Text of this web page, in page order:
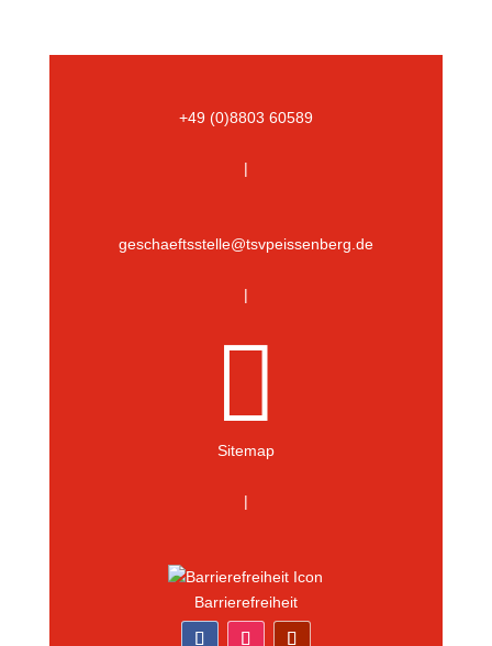
+49 (0)8803 60589
|
geschaeftsstelle@tsvpeissenberg.de
|

Sitemap
|
Barrierefreiheit